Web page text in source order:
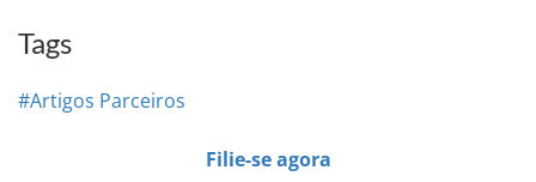
Tags
#Artigos Parceiros
Filie-se agora